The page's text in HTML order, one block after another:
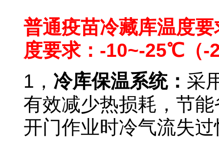
普通疫苗冷藏库温度
度要求：-10~-25℃（
1 ， 冷库保温系统： 采
有效减少热损耗，节
开门作业时冷气流失